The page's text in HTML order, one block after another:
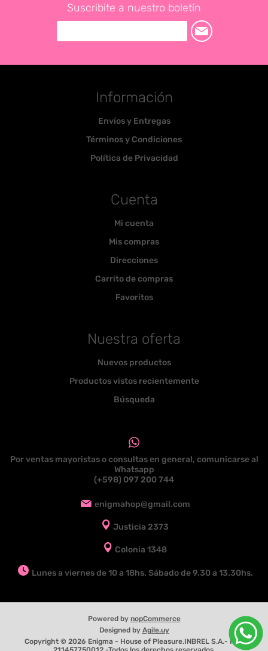
Suscribite a nuestro boletín
Información
Envíos y Entregas
Términos y Condiciones
Política de Privacidad
Cuenta
Mi cuenta
Mis compras
Direcciones
Carrito de compras
Favoritos
Nuestra oferta
Nuevos productos
Productos vistos recientemente
Búsqueda
Por ventas mayoristas o consultas en general, comunicarse al
Whatsapp
(+598) 097 200 744
enigmahop@gmail.com
Justicia 2373
Colonia 1348
Lunes a viernes de 10 a 18hs. Sábado de 9.30 a 13.30hs.
Powered by nopCommerce
Designed by Agile.uy
Copyright © 2026 Enigma - House of Pleasure.INBREL S.A.- RUT